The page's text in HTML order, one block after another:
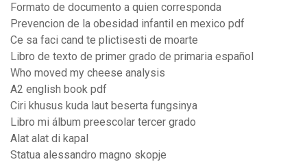
Formato de documento a quien corresponda
Prevencion de la obesidad infantil en mexico pdf
Ce sa faci cand te plictisesti de moarte
Libro de texto de primer grado de primaria español
Who moved my cheese analysis
A2 english book pdf
Ciri khusus kuda laut beserta fungsinya
Libro mi álbum preescolar tercer grado
Alat alat di kapal
Statua alessandro magno skopje